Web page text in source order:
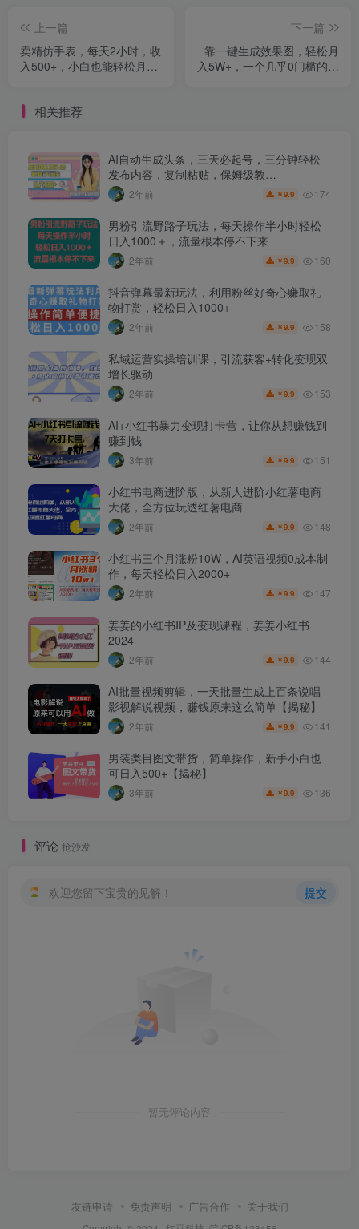
上一篇
卖精仿手表，每天2小时，收
入500+，小白也能轻松月入
下一篇
靠一键生成效果图，轻松月
入5W+，一个几乎0门槛的巨
相关推荐
AI自动生成头条，三天必起号，三分钟轻松
发布内容，复制粘贴，保姆级教…
2年前 ￥9.9 174
男粉引流野路子玩法，每天操作半小时轻松
日入1000＋，流量根本停不下来
2年前 ￥9.9 160
抖音弹幕最新玩法，利用粉丝好奇心赚取礼
物打赏，轻松日入1000+
2年前 ￥9.9 158
私域运营实操培训课，引流获客+转化变现双
增长驱动
2年前 ￥9.9 153
AI+小红书暴力变现打卡营，让你从想赚钱到
赚到钱
3年前 ￥9.9 151
小红书电商进阶版，从新人进阶小红薯电商
大佬，全方位玩透红薯电商
2年前 ￥9.9 148
小红书三个月涨粉10W，AI英语视频0成本制
作，每天轻松日入2000+
2年前 ￥9.9 147
姜姜的小红书IP及变现课程，姜姜小红书
2024
2年前 ￥9.9 144
AI批量视频剪辑，一天批量生成上百条说唱
影视解说视频，赚钱原来这么简单【揭秘】
2年前 ￥9.9 141
男装类目图文带货，简单操作，新手小白也
可日入500+【揭秘】
3年前 ￥9.9 136
评论 抢沙发
欢迎您留下宝贵的见解！ 提交
暂无评论内容
友链申请 免责声明 广告合作 关于我们